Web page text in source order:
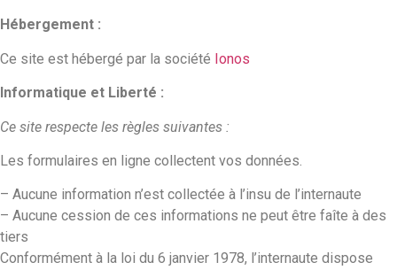
Hébergement :
Ce site est hébergé par la société Ionos
Informatique et Liberté :
Ce site respecte les règles suivantes :
Les formulaires en ligne collectent vos données.
– Aucune information n’est collectée à l’insu de l’internaute
– Aucune cession de ces informations ne peut être faîte à des
tiers
Conformément à la loi du 6 janvier 1978, l’internaute dispose